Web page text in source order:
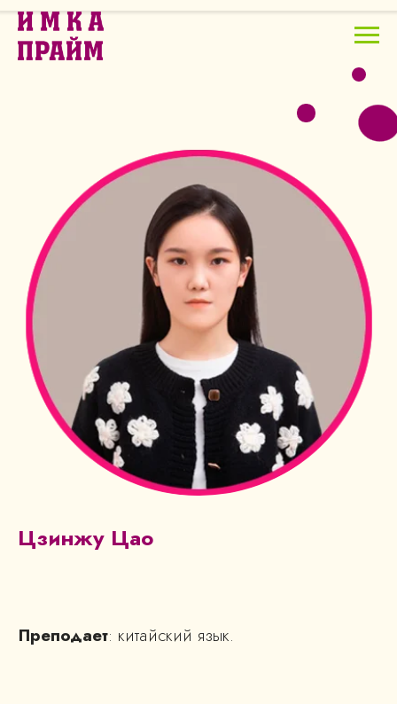
Цзинжу Цао
Преподает: китайский язык.